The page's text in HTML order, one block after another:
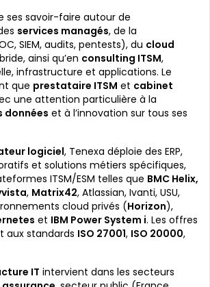
ses savoir-faire autour de
services managés, de la
SIEM, audits, pentests), du cloud
ainsi qu’en consulting ITSM,
infrastructure et applications. Le
que prestataire ITSM et cabinet
une attention particulière à la
données et à l’innovation sur tous ses
logiciel, Tenexa déploie des ERP,
et solutions métiers spécifiques,
ITSM/ESM telles que BMC Helix,
, Matrix42, Atlassian, Ivanti, USU,
cloud privés (Horizon),
et IBM Power System i. Les offres
aux standards ISO 27001, ISO 20000,
IT intervient dans les secteurs